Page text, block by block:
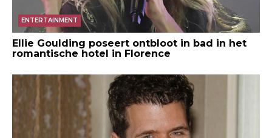
ENTERTAINMENT
Ellie Goulding poseert ontbloot in bad in het
romantische hotel in Florence